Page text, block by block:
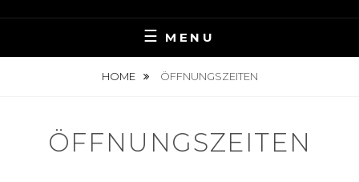
MENU
HOME ÖFFNUNGSZEITEN
ÖFFNUNGSZEITEN